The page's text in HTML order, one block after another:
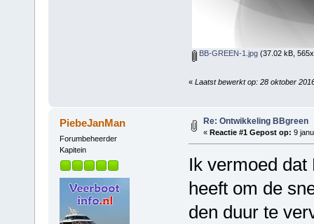
BB-GREEN-1.jpg(37.02 kB,
« Laatst bewerkt op: 28 oktober
PiebeJanMan
Forumbeheerder
Kapitein
Re: Ontwikkeling BBgreen
« Reactie #1 Gepost op: 9
Ik vermoed dat
heeft om de
den duur te